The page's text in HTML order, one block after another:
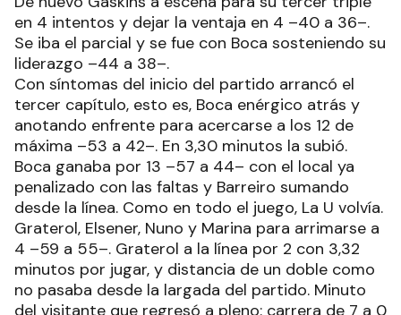
en 4 intentos y dejar la ventaja en 4 –40 a 36–.
Se iba el parcial y se fue con Boca sosteniendo su
liderazgo –44 a 38–.
Con síntomas del inicio del partido arrancó el
tercer capítulo, esto es, Boca enérgico atrás y
anotando enfrente para acercarse a los 12 de
máxima –53 a 42–. En 3,30 minutos la subió.
Boca ganaba por 13 –57 a 44– con el local ya
penalizado con las faltas y Barreiro sumando
desde la línea. Como en todo el juego, La U volvía.
Graterol, Elsener, Nuno y Marina para arrimarse a
4 –59 a 55–. Graterol a la línea por 2 con 3,32
minutos por jugar, y distancia de un doble como
no pasaba desde la largada del partido. Minuto
del visitante que regresó a pleno: carrera de 7 a 0